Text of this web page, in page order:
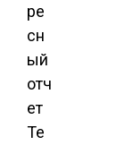
ре
сн
ый
отч
ет
Te